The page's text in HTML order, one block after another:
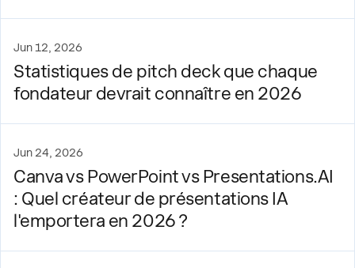
Jun 12, 2026
Statistiques de pitch deck que chaque
fondateur devrait connaître en 2026
Jun 24, 2026
Canva vs PowerPoint vs Presentations.AI
: Quel créateur de présentations IA
l'emportera en 2026 ?